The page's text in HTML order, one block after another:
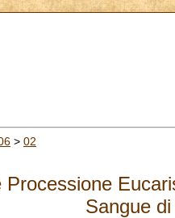
> 02
Processione
Sangue